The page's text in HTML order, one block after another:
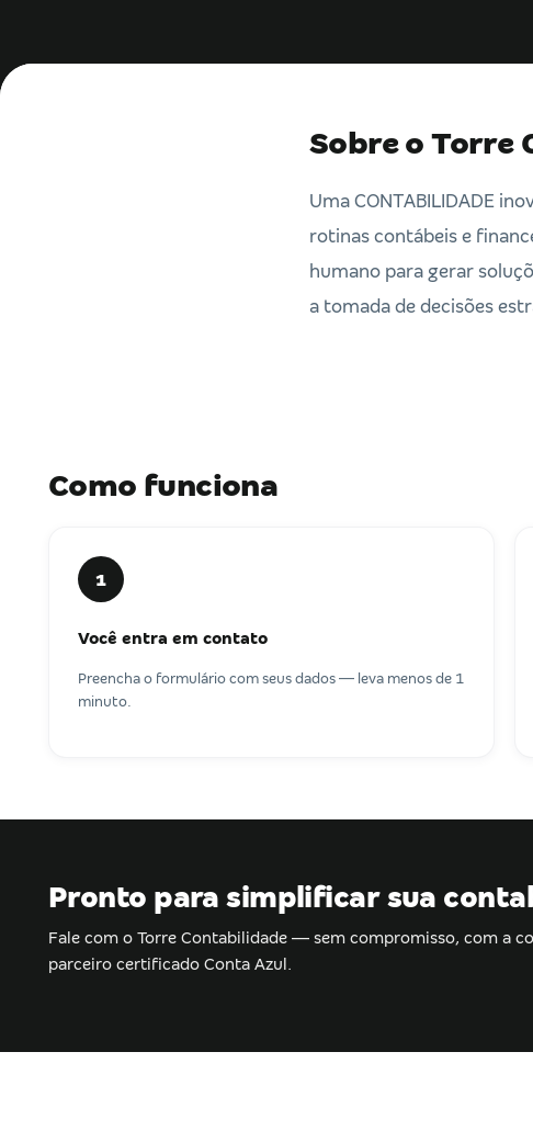
Sobre o Torre
Uma CONTABILIDADE
rotinas contábeis e
humano para gerar
a tomada de decisões
Como funciona
1
Você entra em contato
Preencha o formulário com seus dados — leva menos de 1
minuto.
Pronto para simplificar sua
Fale com o Torre Contabilidade — sem compromisso, com a
parceiro certificado Conta Azul.